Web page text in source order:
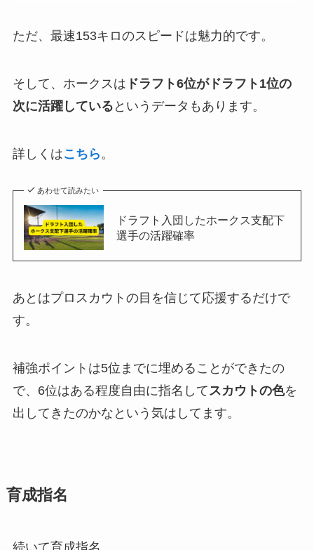
ただ、最速153キロのスピードは魅力的です。
そして、ホークスは ドラフト6位がドラフト1位の
次に活躍している というデータもあります。
詳しくはこちら。
あわせて読みたい
ドラフト入団したホークス支配下
選手の活躍確率
あとはプロスカウトの目を信じて応援するだけで
す。
補強ポイントは5位までに埋めることができたの
で、6位はある程度自由に指名して スカウトの色を
出してきたのかなという気はしてます。
育成指名
続いて育成指名。